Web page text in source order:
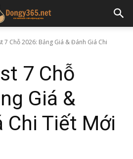
7 Chỗ 2026: Bảng Giá & Đánh Giá Chi
7 Chỗ
Giá &
Chi Tiết Mới